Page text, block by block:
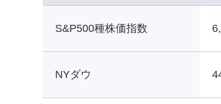
S&P500種株価指数
NYダウ